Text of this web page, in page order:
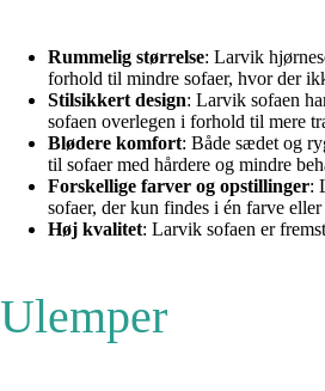
Rummelig størrelse: Larvik
forhold til mindre sofaer, hvor der
Stilsikkert design: Larvik sofaen
sofaen overlegen i forhold til mere
Blødere komfort: Både sædet og
til sofaer med hårdere og mindre
Forskellige farver og opstillinger:
sofaer, der kun findes i én farve
Høj kvalitet: Larvik sofaen er
Ulemper